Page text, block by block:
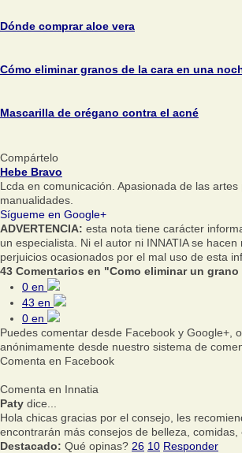
Dónde comprar aloe vera
Cómo eliminar granos de la cara en una
Mascarilla de orégano contra el acné
Compártelo
Hebe Bravo
Lcda en comunicación. Apasionada de las artes
manualidades.
Sígueme en Google+
ADVERTENCIA: esta nota tiene carácter
un especialista. Ni el autor ni INNATIA se
perjuicios ocasionados por el mal uso de esta
43 Comentarios en "Como eliminar un
0 en
43 en
0 en
Puedes comentar desde Facebook y Google+,
anónimamente desde nuestro sistema de
Comenta en Facebook
Comenta en Innatia
Paty dice...
Hola chicas gracias por el consejo, les
encontrarán más consejos de belleza, comidas,
Destacado: Qué opinas? 26 10 Responder